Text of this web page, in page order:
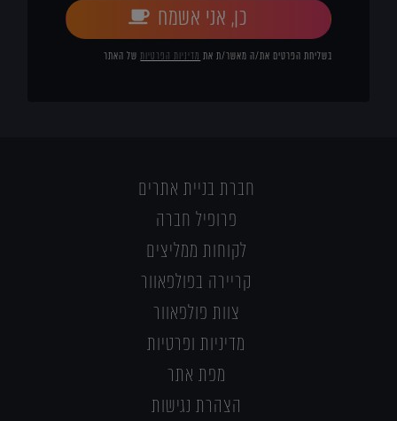
כן, אני אשמח
בשליחת הפרטים את/ה מאשר/ת את מדיניות הפרטיותשל האתר
חברת בניית אתרים
פרופיל חברה
לקוחות ממליצים
קריירה בפולפאוור
צוות פולפאוור
מדיניות ופרטיות
מפת אתר
הצהרת נגישות